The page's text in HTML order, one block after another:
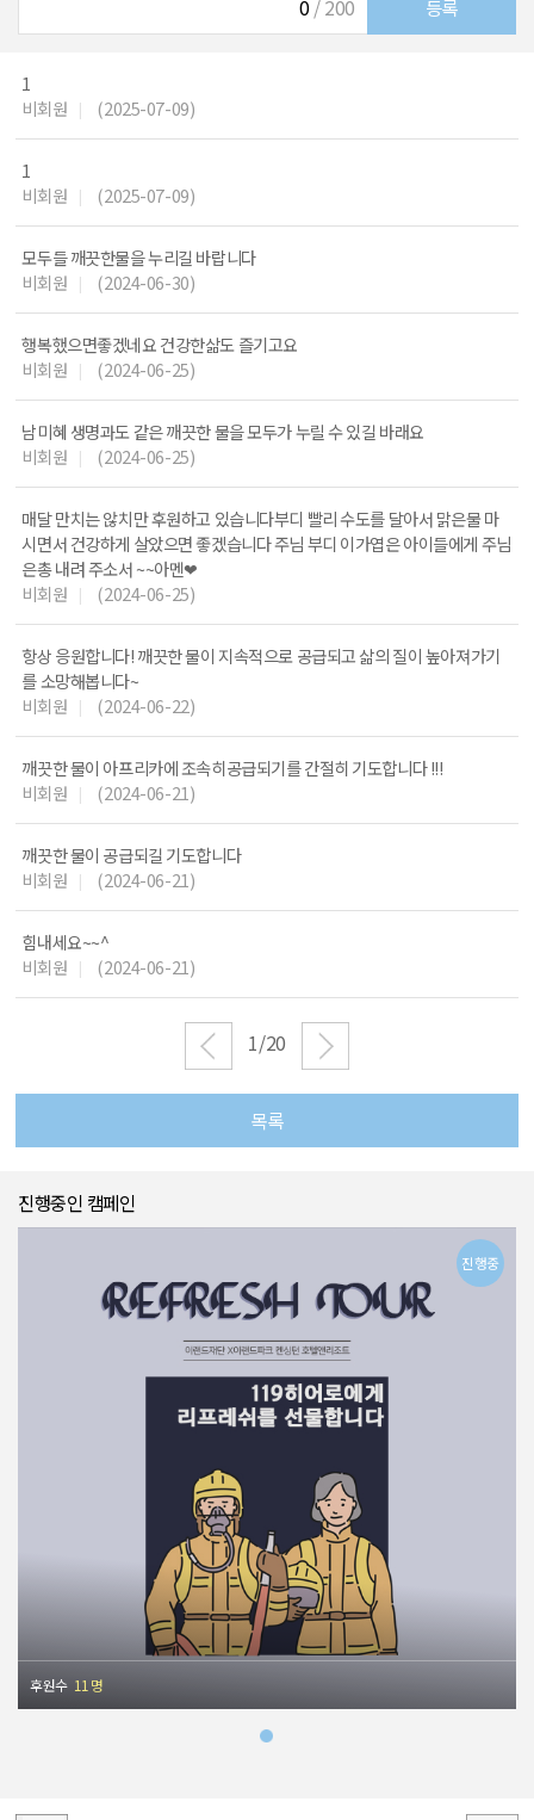
0/ 200
1
비회원
(2025-07-09)
1
비회원
(2025-07-09)
모두들 깨끗한물을 누리길 바랍니다
비회원
(2024-06-30)
행복했으면좋겠네요 건강한삶도 즐기고요
비회원
(2024-06-25)
남미혜 생명과도 같은 깨끗한 물을 모두가 누릴 수 있길 바래요
비회원
(2024-06-25)
매달 만치는 않치만 후원하고 있습니다부디 빨리 수도를 달아서 맑은물 마
시면서 건강하게 살았으면 좋겠습니다 주님 부디 이가엽은 아이들에게 주님
은총 내려 주소서 ~~아멘❤
비회원
(2024-06-25)
항상 응원합니다! 깨끗한 물이 지속적으로 공급되고 삶의 질이 높아져가기
를 소망해봅니다~
비회원
(2024-06-22)
깨끗한 물이 아프리카에 조속히공급되기를 간절히 기도합니다 !!!
비회원
(2024-06-21)
깨끗한 물이 공급되길 기도합니다
비회원
(2024-06-21)
힘내세요~~^
비회원
(2024-06-21)
1/20
진행중인 캠페인
진행중
후원수 11 명